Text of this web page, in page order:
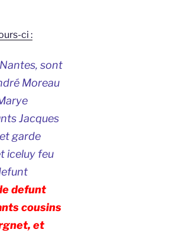
ci :
sont
Moreau
Jacques
garde
iceluy feu
defunt
cousins
et